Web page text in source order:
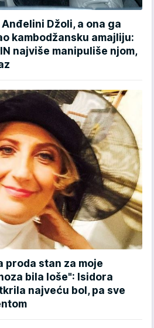
Džoli, a ona ga
kambodžansku amajliju:
najviše manipuliše njom,
proda stan za moje
bila loše": Isidora
najveću bol, pa sve